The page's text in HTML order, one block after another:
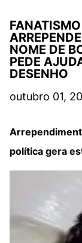
NOME DE
PEDE
DESENHO
outubro 01,
política gera